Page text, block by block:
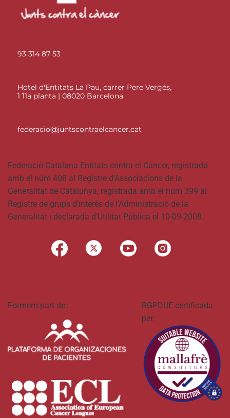
93 314 87 53
Hotel d'Entitats La Pau, carrer Pere Vergés,
1 11a planta | 08020 Barcelona
federacio@juntscontraelcancer.cat
Federació Catalana Entitats contra el Càncer, registrada
amb el núm 408 al Registre d’Associacions de la
Generalitat de Catalunya, registrada amb el núm 399 al
Registre de grups d’interès de l’Administració de la
Generalitat i declarada d’Utilitat Pública el 10-09-2008.
Formem part de:
RGPDUE certificada
per: